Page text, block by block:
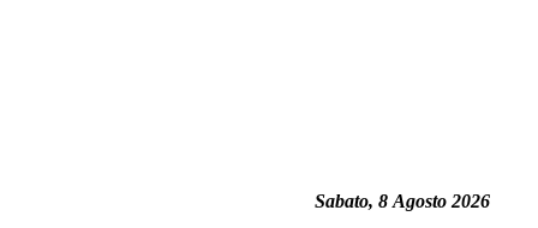
Sabato, 8 Agosto 2026